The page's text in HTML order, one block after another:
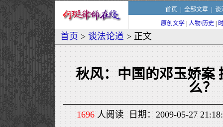
首页 全部文章| 谈
原创文学 人物/历史
首页 > 谈法论道 > 正文
秋风：中国的邓玉娇案
么？
1696人阅读 日期：2009-05-27